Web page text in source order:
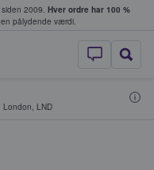
2009. Hver ordre har 100 %
pålydende værdi.
StubHub - Hvor
London, LND